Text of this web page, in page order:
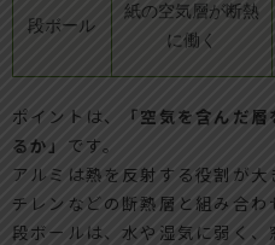
段ボール
紙の空気層が断熱
に働く
ポイントは、
「空気を含んだ
るか」 です。
アルミは熱を反射する役割が
チレンなどの断熱層と組み合
段ボールは、水や湿気に弱く